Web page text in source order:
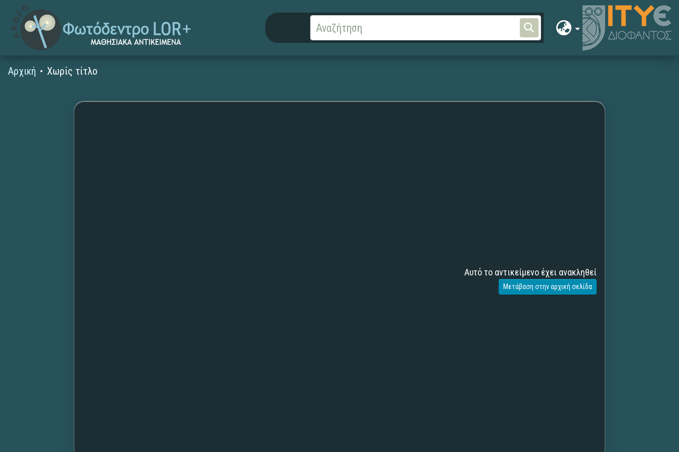
Αρχική Χωρίς τίτλο
Αυτό το αντικείμενο έχει ανακληθεί
Μετάβαση στην αρχική σελίδα